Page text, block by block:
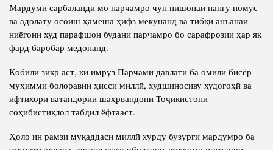
Мардуми сарбаланди мо парчамро чун нишонаи нангу номус
ва адолату осоиш ҳамеша ҳифз мекунанд ва тибқи анъанаи
ниёгони худ парафшон будани парчамро бо сарафрозии ҳар як
фард баробар медонанд.
Қобили зикр аст, ки имрӯз Парчами давлатӣ ба омили бисёр
муҳимми болоравии ҳисси миллӣ, худшиносиву худогоҳӣ ва
ифтихори ватандории шаҳрвандони Тоҷикистони
соҳибистиқлол табдил ёфтааст.
Ҳоло ин рамзи муқаддаси миллӣ хурду бузурги мардумро ба